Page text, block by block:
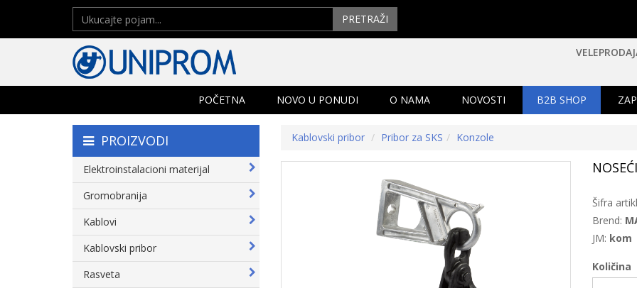
PRETRAŽI
POČETNA
NOVO U PONUDI O NAMA NOVOSTI B2B SHOP
PROIZVODI
Elektroinstalacioni materijal
Gromobranija
Kablovi
Kablovski pribor
Rasveta
Kablovski pribor Pribor za SKS Konzole
Šifra
Brend:
JM: kom
Količina